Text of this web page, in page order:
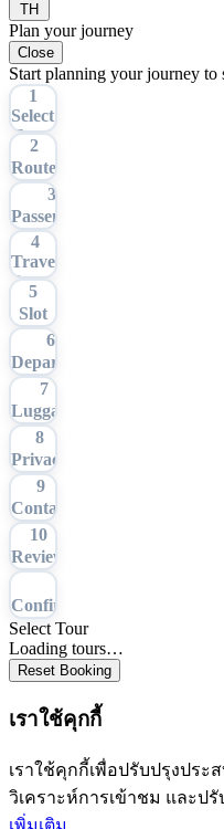
TH
Plan your journey
Close
Start planning your journey to
1
Select
Tour
2
Route
3
Passengers
4
Travel
Date
5
Slot
6
Departure
7
Luggage
8
Privacy
9
Contact
10
Review
11
Confirmation
Select Tour
Loading tours…
Reset Booking
เราใช้คุกกี้
เราใช้คุกกี้เพื่อปรับปรุงประ
วิเคราะห์การเข้าชม และป
เพิ่มเติม